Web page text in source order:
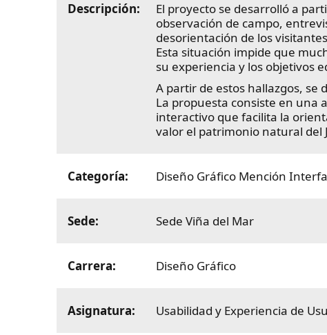
Descripción:
El proyecto se desarrolló a
observación de campo,
desorientación de los
Esta situación impide que
su experiencia y los objetivos
A partir de estos hallazgos,
La propuesta consiste en una
interactivo que facilita la
valor el patrimonio natural del
Categoría: Diseño Gráfico Mención
Sede: Sede Viña del Mar
Carrera: Diseño Gráfico
Asignatura: Usabilidad y Experiencia de